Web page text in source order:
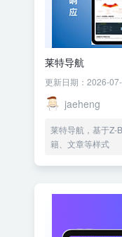
莱特导航
更新日期：2026-
jaeheng
莱特导航，基于Z-
籍、文章等样式